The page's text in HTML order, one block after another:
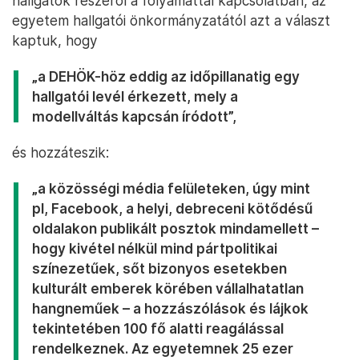
egyetem hallgatói önkormányzatától azt a választ
kaptuk, hogy
„a DEHÖK-höz eddig az időpillanatig egy
hallgatói levél érkezett, mely a
modellváltás kapcsán íródott”,
és hozzáteszik:
„a közösségi média felületeken, úgy mint
pl, Facebook, a helyi, debreceni kötődésű
oldalakon publikált posztok mindamellett –
hogy kivétel nélkül mind pártpolitikai
színezetűek, sőt bizonyos esetekben
kulturált emberek körében vállalhatatlan
hangneműek – a hozzászólások és lájkok
tekintetében 100 fő alatti reagálással
rendelkeznek. Az egyetemnek 25 ezer